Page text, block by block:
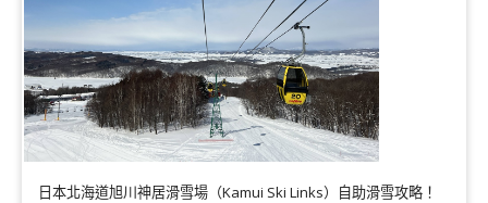
日本北海道旭川神居滑雪場（Kamui Ski Links）自助滑雪攻略！